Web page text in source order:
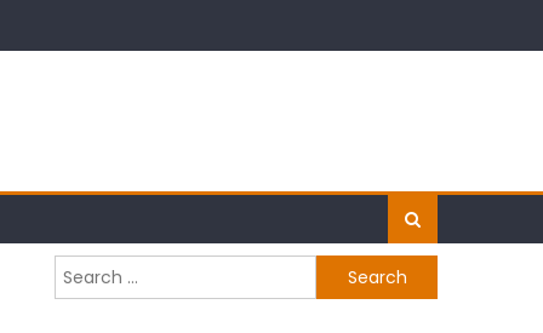
Search
for: